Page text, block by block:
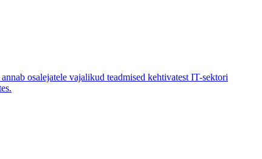
osalejatele vajalikud teadmised kehtivatest IT-sektori